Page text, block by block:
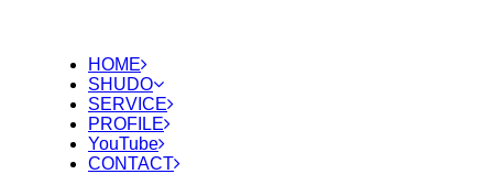
HOME
SHUDO
SERVICE
PROFILE
YouTube
CONTACT